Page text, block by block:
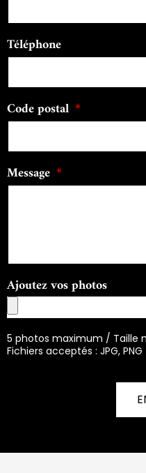
Téléphone
Code postal
Message
Ajoutez vos photos
5 photos maximum / Taille
Fichiers acceptés : JPG, PNG